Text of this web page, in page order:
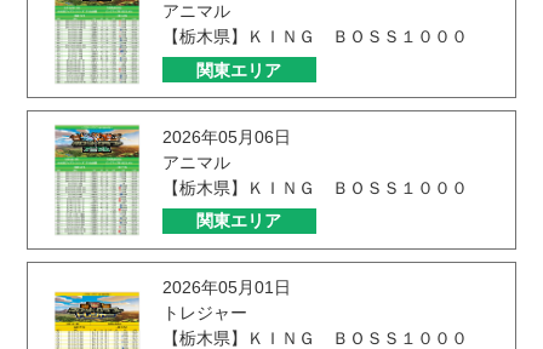
アニマル
【栃木県】ＫＩＮＧ ＢＯＳＳ１０００
関東エリア
2026年05月06日
アニマル
【栃木県】ＫＩＮＧ ＢＯＳＳ１０００
関東エリア
2026年05月01日
トレジャー
【栃木県】ＫＩＮＧ ＢＯＳＳ１０００